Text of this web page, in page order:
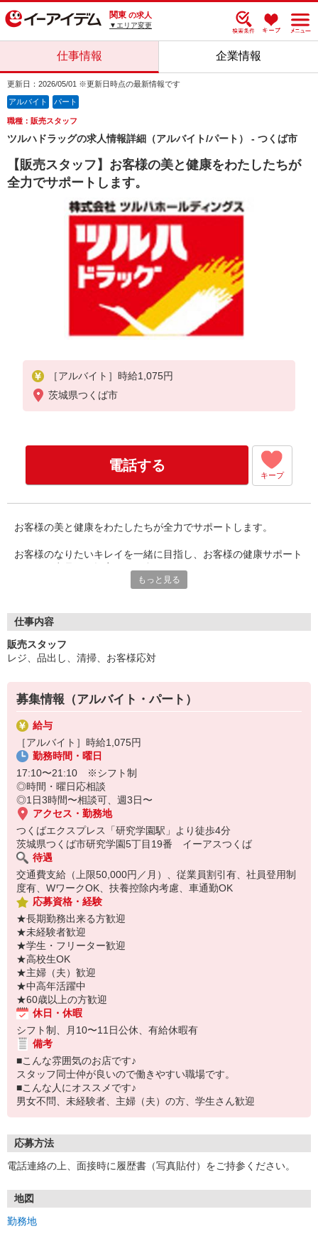
関東 の求人
▼エリア変更
仕事情報 企業情報
更新日：2026/05/01 ※更新日時点の最新情報です
アルバイト パート
職種：販売スタッフ
ツルハドラッグの求人情報詳細（アルバイト/パート） - つくば市
【販売スタッフ】お客様の美と健康をわたしたちが
全力でサポートします。
［アルバイト］時給1,075円
茨城県つくば市
電話する
キープ
お客様の美と健康をわたしたちが全力でサポートします。
お客様のなりたいキレイを一緒に目指し、お客様の健康サポート
お客様が気持ち良くお買物できるよう、商品管理、接客応対、ク
いのあるお仕事です。
でぜひ一緒に働いてみませんか？
初心者の方等、丁寧に教えます！ぜひ一緒に働きましょう！
もっと見る
仕事内容
販売スタッフ
レジ、品出し、清掃、お客様応対
募集情報（アルバイト・パート）
給与
［アルバイト］時給1,075円
勤務時間・曜日
17:10〜21:10 ※シフト制
◎時間・曜日応相談
◎1日3時間〜相談可、週3日〜
アクセス・勤務地
つくばエクスプレス「研究学園駅」より徒歩4分
茨城県つくば市研究学園5丁目19番 イーアスつくば
待遇
交通費支給（上限50,000円／月）、従業員割引有、社員登用制
度有、WワークOK、扶養控除内考慮、車通勤OK
応募資格・経験
★長期勤務出来る方歓迎
★未経験者歓迎
★学生・フリーター歓迎
★高校生OK
★主婦（夫）歓迎
★中高年活躍中
★60歳以上の方歓迎
休日・休暇
シフト制、月10〜11日公休、有給休暇有
備考
■こんな雰囲気のお店です♪
スタッフ同士仲が良いので働きやすい職場です。
■こんな人にオススメです♪
男女不問、未経験者、主婦（夫）の方、学生さん歓迎
応募方法
電話連絡の上、面接時に履歴書（写真貼付）をご持参ください。
地図
勤務地